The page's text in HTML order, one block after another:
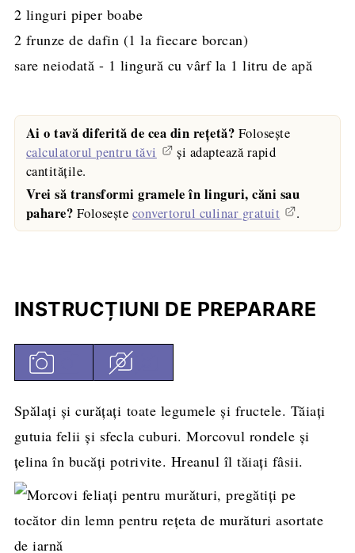
2 linguri piper boabe
2 frunzede dafin (1 la fiecare borcan)
sare neiodată - 1 lingură cu vârf la 1 litru de apă
Ai o tavă diferită de cea din rețetă? Folosește
calculatorul pentru tăvi
și adaptează rapid
cantitățile.
Vrei să transformi gramele în linguri, căni sau
pahare? Folosește convertorul culinar gratuit .
INSTRUCȚIUNI DE PREPARARE
Spălați și curățați toate legumele și fructele. Tăiați
gutuia felii și sfecla cuburi. Morcovul rondele și
țelina în bucăți potrivite. Hreanul îl tăiați fâsii.